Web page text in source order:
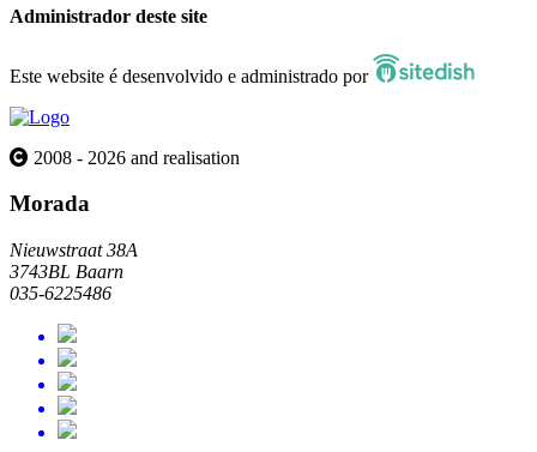
Administrador deste site
Este website é desenvolvido e administrado por
2008 - 2026 and realisation
Morada
Nieuwstraat 38A
3743BL Baarn
035-6225486